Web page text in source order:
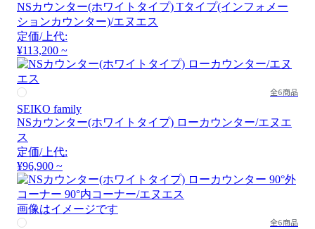
NSカウンター(ホワイトタイプ) Tタイプ(インフォメー
ションカウンター)/エヌエス
定価/上代:
¥113,200 ~
全6商品
SEIKO family
NSカウンター(ホワイトタイプ) ローカウンター/エヌエ
ス
定価/上代:
¥96,900 ~
画像はイメージです
全6商品